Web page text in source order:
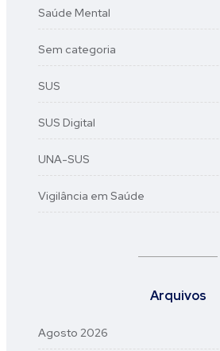
Saúde Mental
Sem categoria
SUS
SUS Digital
UNA-SUS
Vigilância em Saúde
Arquivos
Agosto 2026